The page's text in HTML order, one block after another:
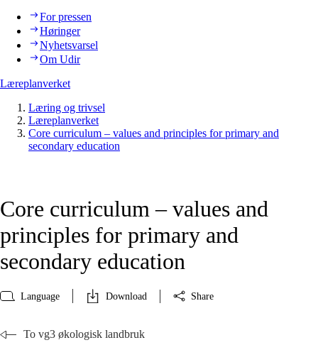
For pressen
Høringer
Nyhetsvarsel
Om Udir
Læreplanverket
Læring og trivsel
Læreplanverket
Core curriculum – values and principles for primary and
secondary education
Core curriculum – values and
principles for primary and
secondary education
Language Download Share
To vg3 økologisk landbruk